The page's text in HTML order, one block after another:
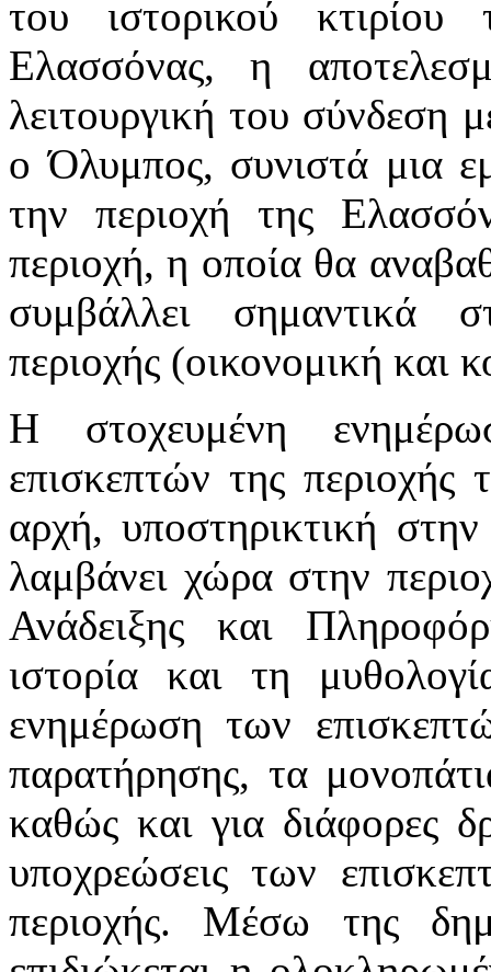
του ιστορικού
Ελασσόνας, η
λειτουργική του
ο Όλυμπος, συνιστά μια
την περιοχή της
περιοχή, η οποία θα
συμβάλλει σημαντικά
περιοχής (οικονομική και
Η στοχευμένη
επισκεπτών της
αρχή, υποστηρικτική
λαμβάνει χώρα στην
Ανάδειξης και
ιστορία και τη
ενημέρωση των
παρατήρησης, τα
καθώς και για διάφορες
υποχρεώσεις των
περιοχής. Μέσω της